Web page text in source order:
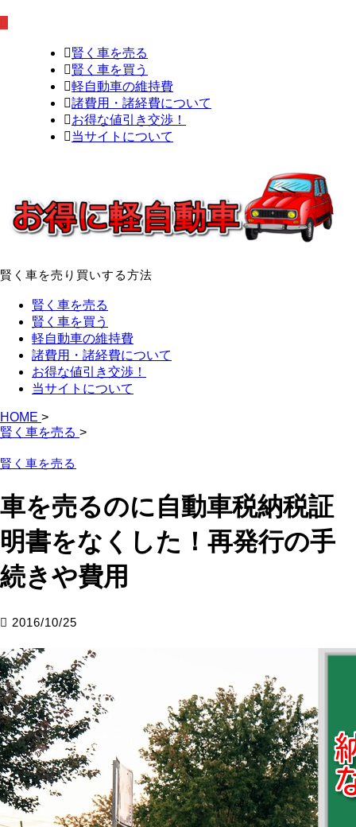
賢く車を売る
賢く車を買う
軽自動車の維持費
諸費用・諸経費について
お得な値引き交渉！
当サイトについて
賢く車を売り買いする方法
賢く車を売る
賢く車を買う
軽自動車の維持費
諸費用・諸経費について
お得な値引き交渉！
当サイトについて
HOME >
賢く車を売る >
賢く車を売る
車を売るのに自動車税納税証
明書をなくした！再発行の手
続きや費用
2016/10/25